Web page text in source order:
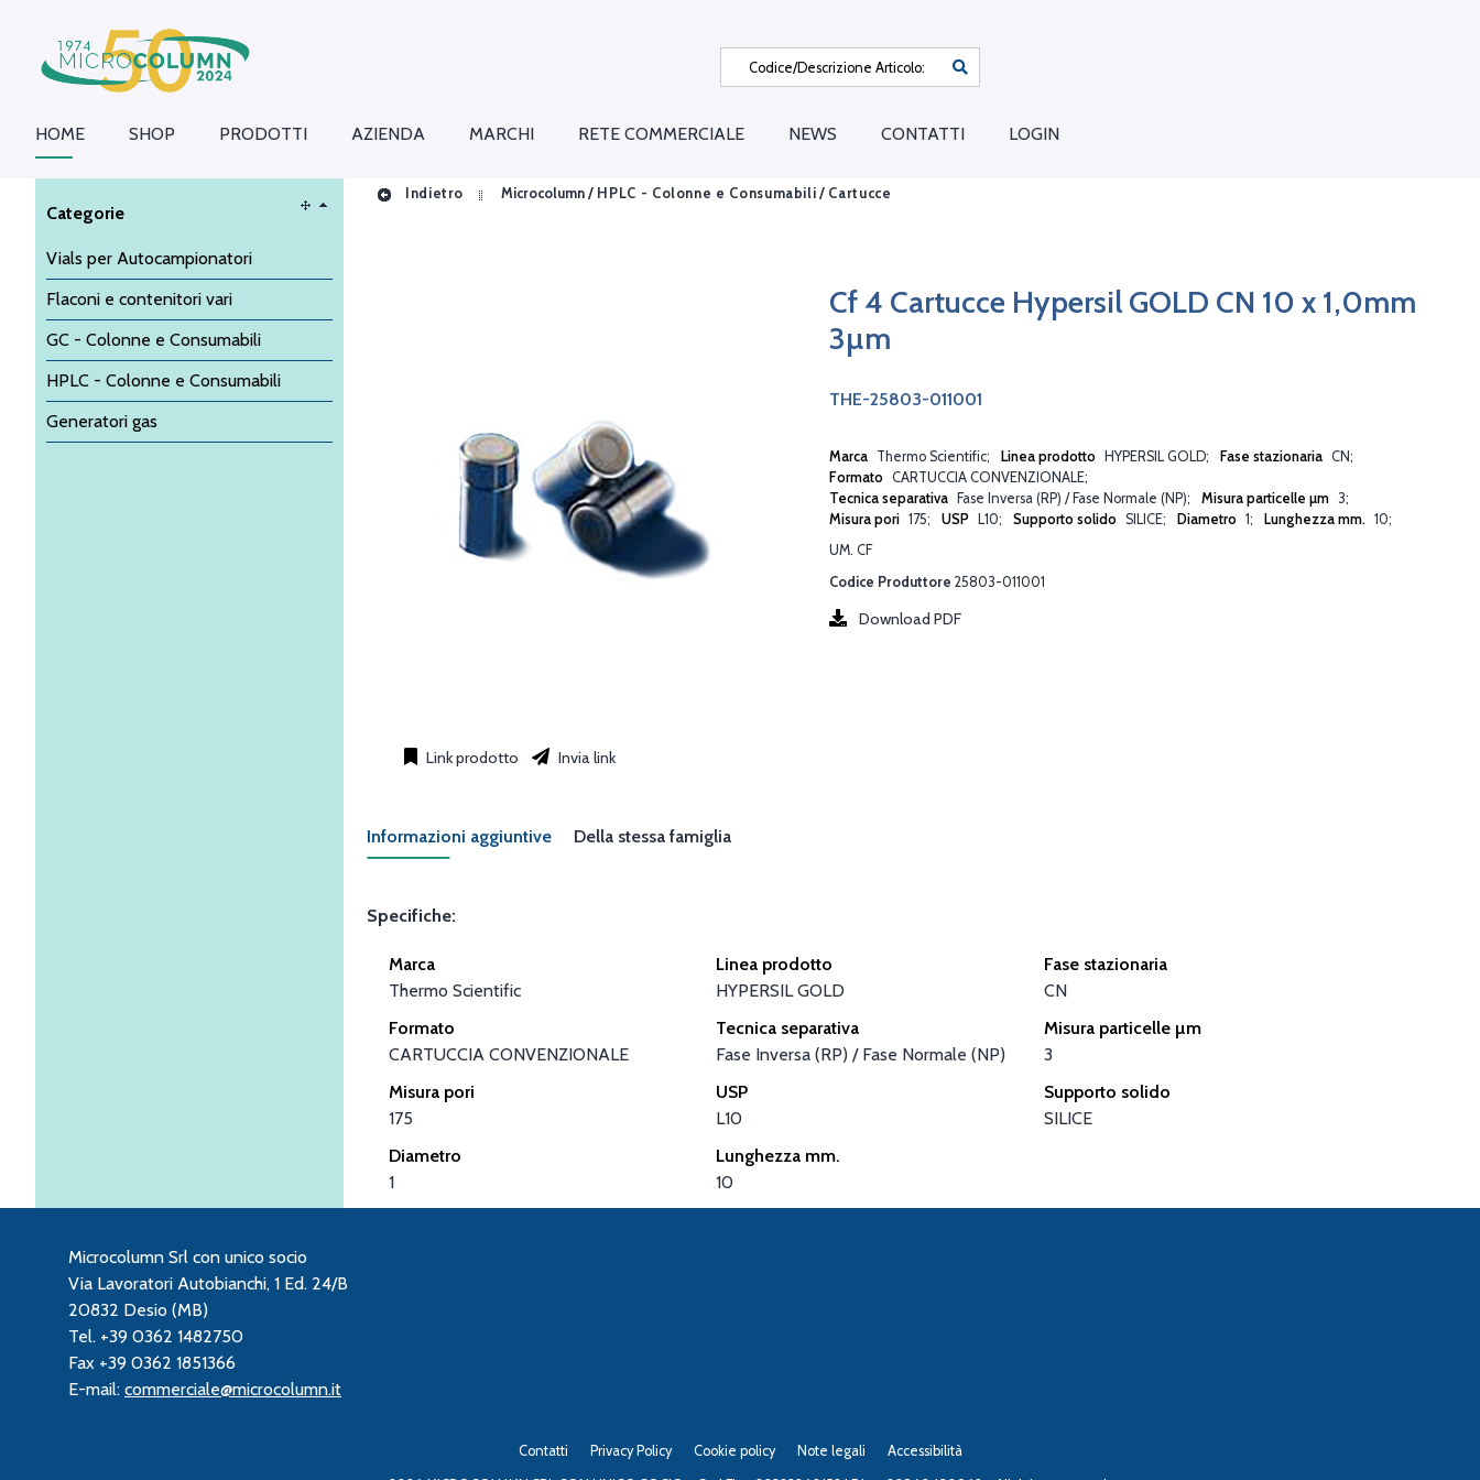
HOME SHOP PRODOTTI AZIENDA MARCHI RETE COMMERCIALE NEWS CONTATTI LOGIN
Categorie
Vials per Autocampionatori
Flaconi e contenitori vari
GC - Colonne e Consumabili
HPLC - Colonne e Consumabili
Generatori gas
Indietro Microcolumn / HPLC - Colonne e Consumabili / Cartucce
Cf 4 Cartucce Hypersil GOLD CN 10 x 1,0mm
3µm
THE-25803-011001
Marca Thermo Scientific Linea prodotto HYPERSIL GOLD Fase stazionaria CN
Formato CARTUCCIA CONVENZIONALE
Tecnica separativa
Fase Inversa (RP) / Fase Normale (NP) Misura particelle µm 3
Misura pori 175 USP L10 Supporto solido SILICE Diametro 1 Lunghezza mm. 10
UM. CF
Download PDF
Codice Produttore 25803-011001
Link prodotto Invia link
Informazioni aggiuntive Della stessa famiglia
Specifiche:
Marca
Thermo Scientific
Linea prodotto
HYPERSIL GOLD
Fase stazionaria
CN
Formato
CARTUCCIA CONVENZIONALE
Tecnica separativa
Fase Inversa (RP) / Fase Normale (NP)
Misura particelle µm
3
Misura pori
175
USP
L10
Supporto solido
SILICE
Diametro
1
Lunghezza mm.
10
Microcolumn Srl con unico socio
Via Lavoratori Autobianchi, 1 Ed. 24/B
20832 Desio (MB)
Tel. +39 0362 1482750
Fax +39 0362 1851366
E-mail: commerciale@microcolumn.it
Contatti Privacy Policy Cookie policy Note legali Accessibilità